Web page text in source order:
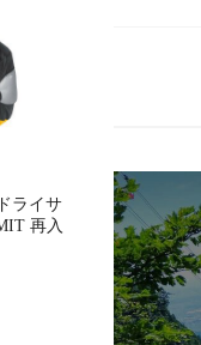
ライサ
再入